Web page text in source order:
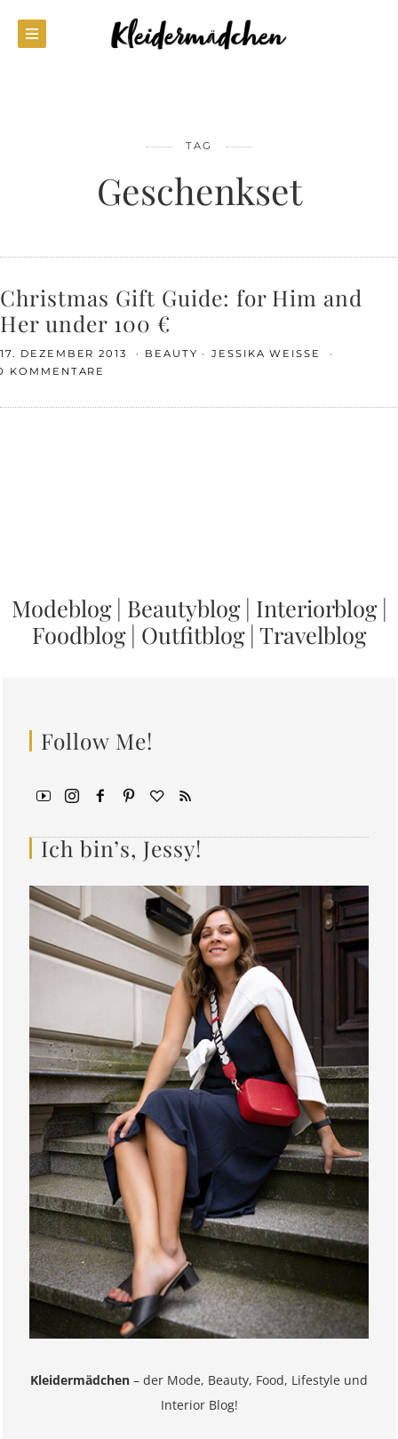
TAG
Geschenkset
Christmas Gift Guide: for Him and
Her under 100 €
17. DEZEMBER 2013 BEAUTY
JESSIKA WEISSE
KOMMENTARE
Modeblog| Beautyblog| Interiorblog|
Foodblog| Outfitblog| Travelblog
Follow Me!
Ich bin’s, Jessy!
Kleidermädchen – der Mode, Beauty, Food, Lifestyle und
Interior Blog!